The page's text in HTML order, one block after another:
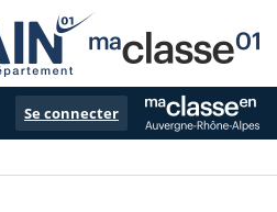
Se connecter